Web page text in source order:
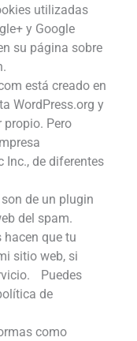
utilizadas
y Google
su página sobre
está creado en
WordPress.org y
propio. Pero
Inc., de diferentes
de un plugin
del spam.
hacen que tu
sitio web, si
Puedes
de
como